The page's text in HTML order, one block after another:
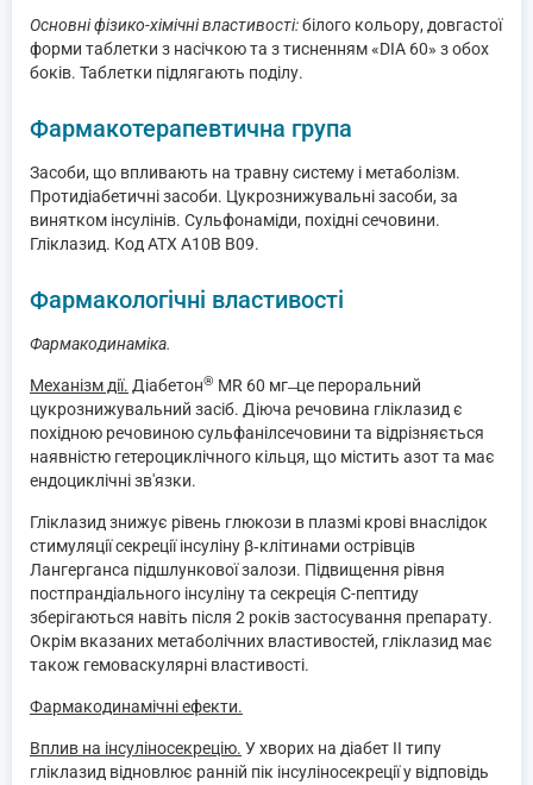
Основні фізико-хімічні властивості:білого кольору, довгастої
форми таблетки з насічкою та з тисненням «DIA 60» з обох
боків. Таблетки підлягають поділу.
Фармакотерапевтична група
Засоби, що впливають на травну систему і метаболізм.
Протидіабетичні засоби. Цукрознижувальні засоби, за
винятком інсулінів. Сульфонаміди, похідні сечовини.
Гліклазид. Код АТХ А10В В09.
Фармакологічні властивості
Фармакодинаміка.
Механізм дії. Діабетон® MR 60 мг ̶ це пероральний
цукрознижувальний засіб. Діюча речовина гліклазид є
похідною речовиною сульфанілсечовини та відрізняється
наявністю гетероциклічного кільця, що містить азот та має
ендоциклічні зв'язки.
Гліклазид знижує рівень глюкози в плазмі крові внаслідок
стимуляції секреції інсуліну β‑клітинами острівців
Лангерганса підшлункової залози. Підвищення рівня
постпрандіального інсуліну та секреція С-пептиду
зберігаються навіть після 2 років застосування препарату.
Окрім вказаних метаболічних властивостей, гліклазид має
також гемоваскулярні властивості.
Фармакодинамічні ефекти.
Вплив на інсуліносекрецію. У хворих на діабет ІІ типу
гліклазид відновлює ранній пік інсуліносекреції у відповідь